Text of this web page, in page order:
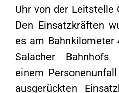
Uhr von der Leitstelle
Den Einsatzkräften
es am Bahnkilometer
Salacher Bahnhofs
einem
ausgerückten